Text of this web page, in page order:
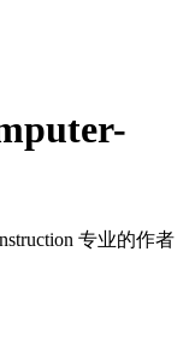
专业的作者